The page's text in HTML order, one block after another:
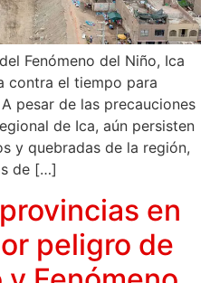
Fenómeno del Niño, Ica
contra el tiempo para
pesar de las precauciones
de Ica, aún persisten
y quebradas de la región,
de […]
en
peligro de